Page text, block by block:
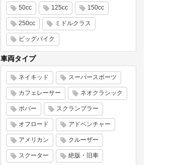
50cc 125cc 150cc
250cc ミドルクラス
ビッグバイク
車両タイプ
ネイキッド スーパースポーツ
カフェレーサー ネオクラシック
ボバー スクランブラー
オフロード アドベンチャー
アメリカン クルーザー
スクーター 絶版・旧車